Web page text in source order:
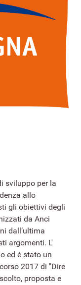
sviluppo per la
allo
gli obiettivi degli
da Anci
dall’ultima
argomenti. L'
ed è stato un
2017 di "Dire
proposta e